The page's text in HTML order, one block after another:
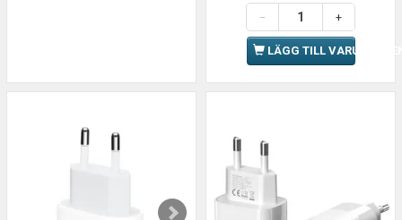
LÄGG TILL